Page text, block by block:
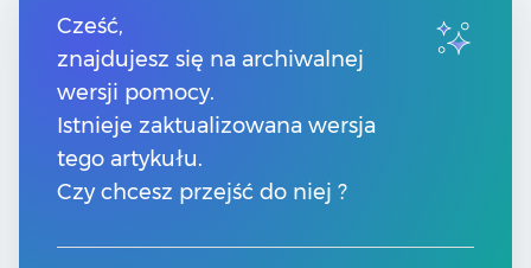
Przydatne linki
Spis treści
Pomoc Comarch Betterfly
Pomoc Comarch e-Sklep
Pomoc Comarch HRM
Kontakt
Znajdź Partnera Comarch
Cześć,
znajdujesz się na archiwalnej
wersji pomocy.
Istnieje zaktualizowana wersja
tego artykułu.
Czy chcesz przejść do niej ?